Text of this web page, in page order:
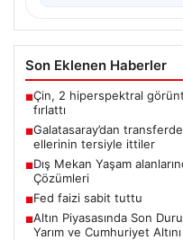
Son Eklenen Haberler
■Çin, 2 hiperspektral
fırlattı
■Galatasaray’dan
ellerinin tersiyle ittiler
■Dış Mekan Yaşam
Çözümleri
■Fed faizi sabit tuttu
■Altın Piyasasında Son
Yarım ve Cumhuriyet